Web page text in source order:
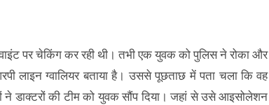
पर चेकिंग कर रही थी। तभी एक युवक को पुलिस ने रोका और
लाइन ग्वालियर बताया है। उससे पूछताछ में पता चला कि वह
ने डाक्टरों की टीम को युवक सौंप दिया। जहां से उसे आइसोलेशन